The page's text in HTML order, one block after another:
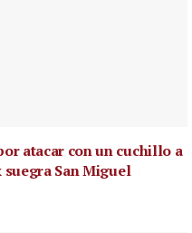
atacar con un cuchillo a
suegra San Miguel